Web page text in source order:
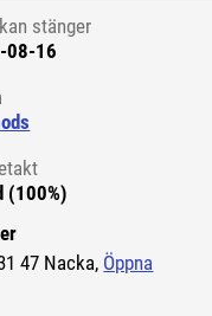
stänger
08-16
(100%)
47 Nacka, Öppna